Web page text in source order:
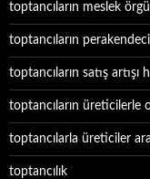
toptancıların meslek
toptancıların
toptancıların satış artışı
toptancıların üreticilerle
toptancılarla üreticiler
toptancılık